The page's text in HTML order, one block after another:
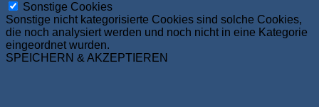
Sonstige Cookies
Sonstige nicht kategorisierte Cookies sind solche Cookies,
die noch analysiert werden und noch nicht in eine Kategorie
eingeordnet wurden.
SPEICHERN & AKZEPTIEREN